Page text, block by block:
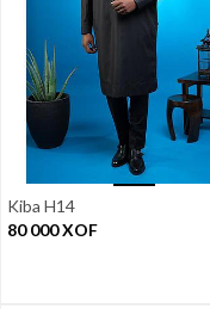
Kiba H14
80 000XOF